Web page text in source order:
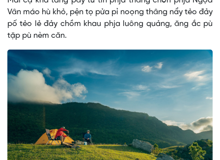
Vân máo hù khỏ, pện tọ pửa pỉ noọng thâng nẩy tẻo đảy
pố tẻo lẻ đảy chồm khau phja luông quảng, ăng ắc pù
tặp pù nèm căn.